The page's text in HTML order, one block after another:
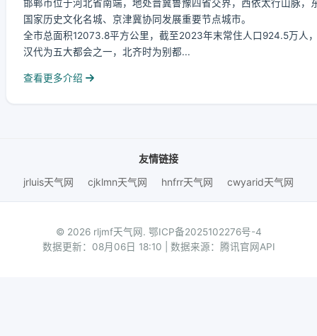
邯郸市位于河北省南端，地处晋冀鲁豫四省交界，西依太行山脉
国家历史文化名城、京津冀协同发展重要节点城市。
全市总面积12073.8平方公里，截至2023年末常住人口924.5万人
汉代为五大都会之一，北齐时为别都...
查看更多介绍
友情链接
jrluis天气网
cjklmn天气网 hnfrr天气网 cwyarid天气网
© 2026 rljmf天气网. 鄂ICP备2025102276号-4
数据更新：08月06日 18:10 | 数据来源：腾讯官网API